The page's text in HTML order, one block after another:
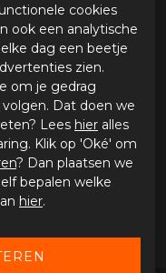
FURY SKINNY
besteld, dezelfde
BULL-IT, FURY
cookies
ook een analytische
dag een beetje
zien.
om je gedrag
Dat doen we
Lees hier alles
Klik op 'Oké' om
? Dan plaatsen we
bepalen welke
hier.